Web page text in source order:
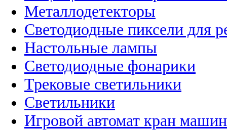
Металлодетекторы
Светодиодные пиксели для
Настольные лампы
Светодиодные фонарики
Трековые светильники
Светильники
Игровой автомат кран